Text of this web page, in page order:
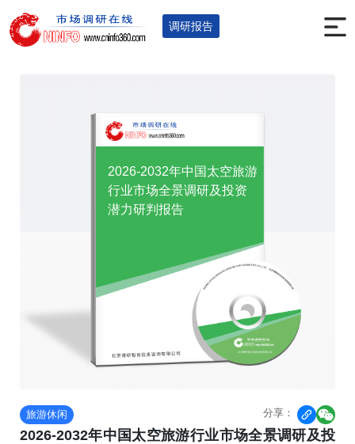
调研报告
您的位置：首页>调研报告 >旅游休闲
2026-2032年中国太空旅游
行业市场全景调研及投资
潜力研判报告
旅游休闲 分享：  
2026-2032年中国太空旅游行业市场全景调研及投